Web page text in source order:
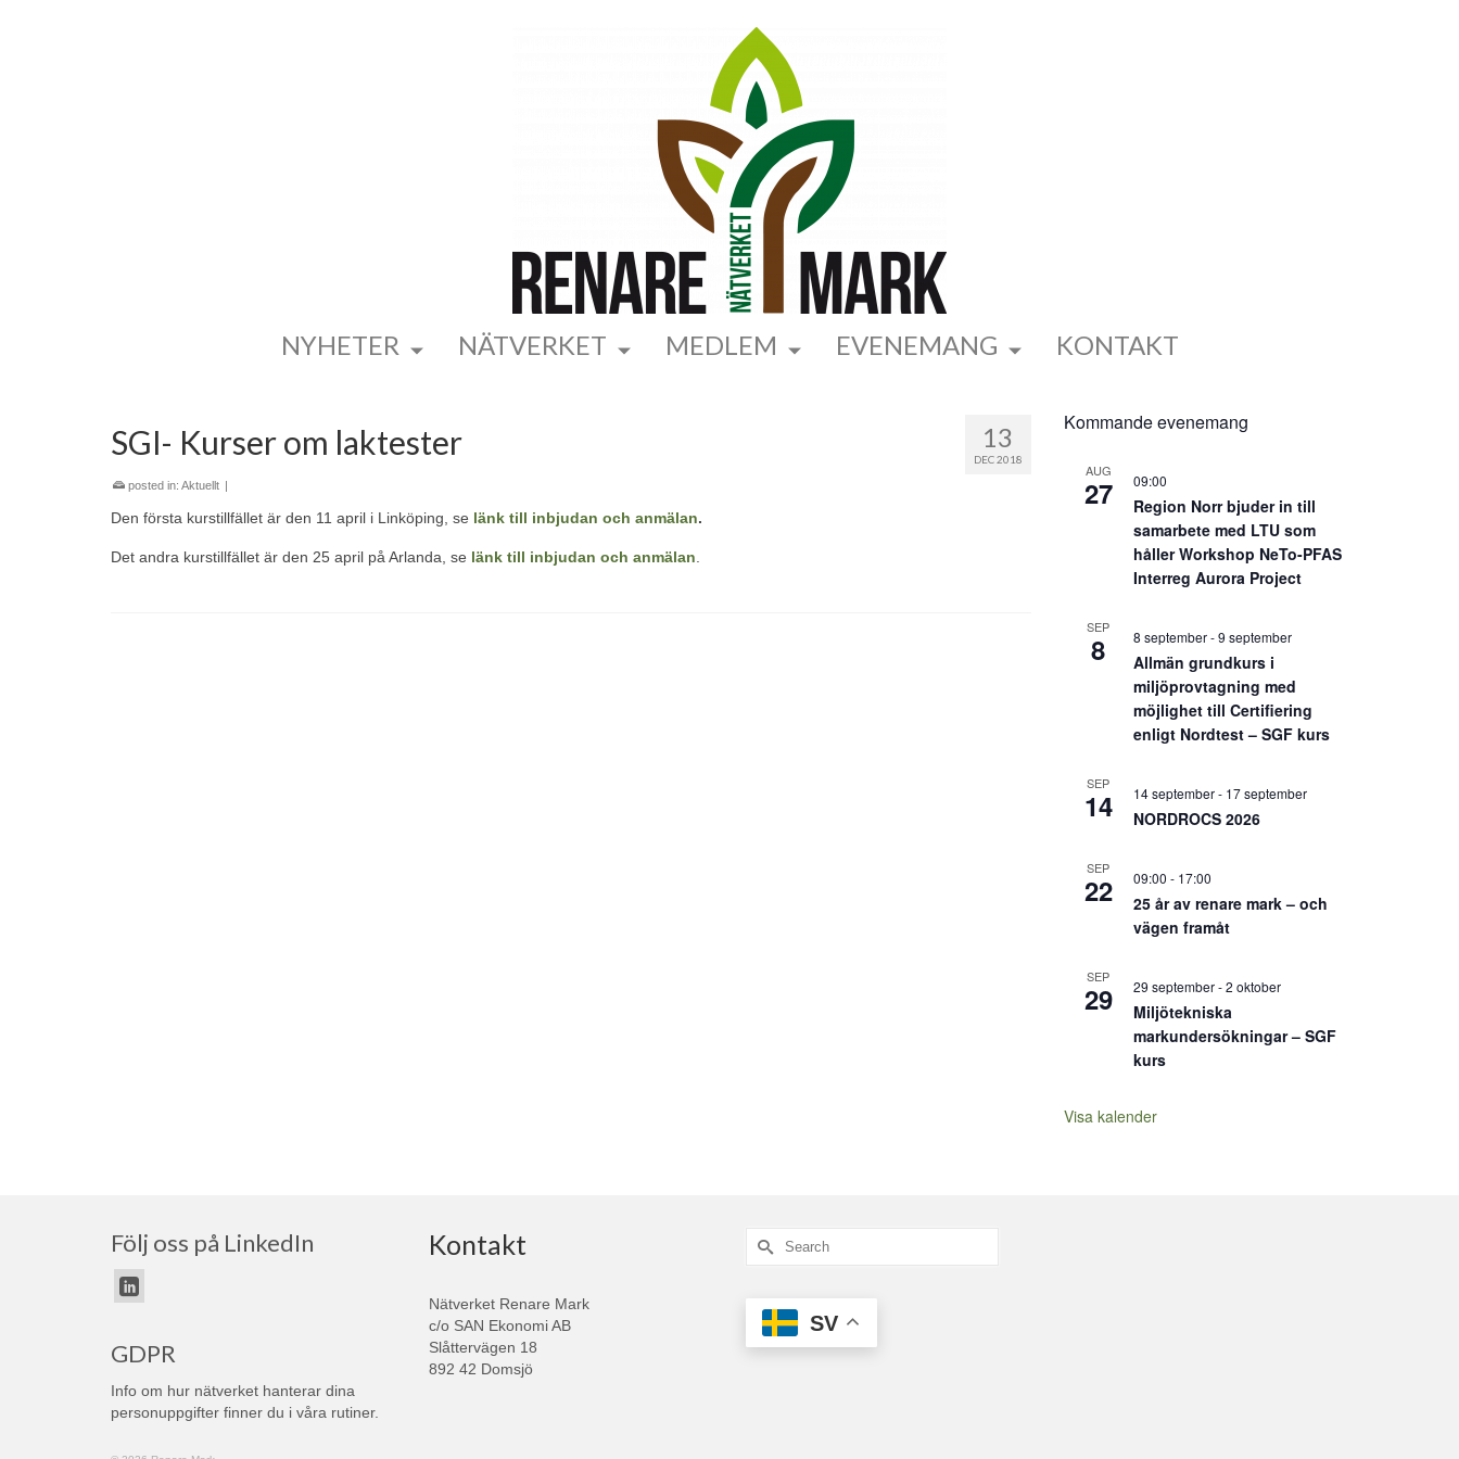
NYHETER NÄTVERKET MEDLEM EVENEMANG KONTAKT
13
DEC 2018
SGI- Kurser om laktester
posted in: Aktuellt |
Den första kurstillfället är den 11 april i Linköping, se länk till inbjudan och anmälan.
Det andra kurstillfället är den 25 april på Arlanda, se länk till inbjudan och anmälan
Kommande evenemang
AUG
27 09:00
Region Norr bjuder in till
samarbete med LTU som
håller Workshop NeTo-PFAS
Interreg Aurora Project
SEP
8 8 september-9 september
Allmän grundkurs i
miljöprovtagning med
möjlighet till Certifiering
enligt Nordtest – SGF kurs
SEP
14 14 september- 17 september
NORDROCS 2026
SEP
22 09:00 - 17:00
25 år av renare mark – och
vägen framåt
SEP
29 29 september-2 oktober
Miljötekniska
markundersökningar – SGF
kurs
Visa kalender
Följ oss på LinkedIn
GDPR
Info om hur nätverket hanterar dina
personuppgifter finner du i våra rutiner.
Kontakt
Nätverket Renare Mark
c/o SAN Ekonomi AB
Slåttervägen 18
892 42 Domsjö
Search
for:
SV